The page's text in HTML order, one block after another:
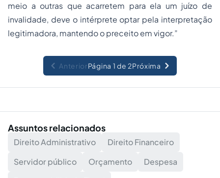
meio a outras que acarretem para ela um juízo de
invalidade, deve o intérprete optar pela interpretação
legitimadora, mantendo o preceito em vigor.”
AnteriorPágina 1 de 2Próxima
Assuntos relacionados
Direito Administrativo
Direito Financeiro
Servidor público
Orçamento
Despesa